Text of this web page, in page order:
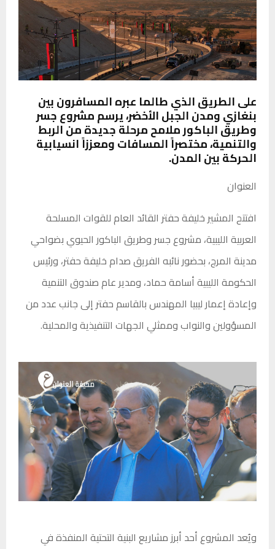
على الطريق الذي طالما عبره المسافرون بين
بنغازي ومدن الجبل الأخضر، يرسم مشروع جسر
وطريق الباكور ملامح مرحلة جديدة من الربط
والتنمية، مختصراً المسافات ومعززاً انسيابية
الحركة بين المدن.
العنوان
افتتح المشير خليفة حفتر القائد العام للقوات المسلحة
العربية الليبية، مشروع جسر وطريق الباكور الحيوي بضواحي
مدينة المرج، بحضور نائبه الفريق صدام خليفة حفتر، ورئيس
الحكومة الليبية أسامة حماد، ومدير عام صندوق التنمية
وإعادة إعمار ليبيا المهندس بالقاسم حفتر إلى جانب عدد من
المسؤولين والنواب وممثلي الجهات التنفيذية والمحلية.
ويُعد المشروع أحد أبرز مشاريع البنية التحتية المنفذة في